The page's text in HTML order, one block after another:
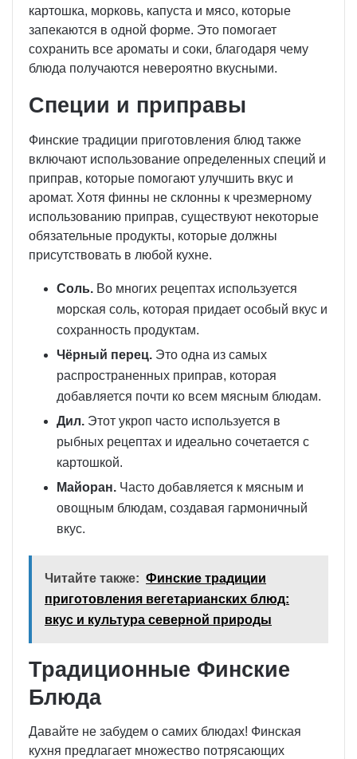
картошка, морковь, капуста и мясо, которые
запекаются в одной форме. Это помогает
сохранить все ароматы и соки, благодаря чему
блюда получаются невероятно вкусными.
Специи и приправы
Финские традиции приготовления блюд также
включают использование определенных специй и
приправ, которые помогают улучшить вкус и
аромат. Хотя финны не склонны к чрезмерному
использованию приправ, существуют некоторые
обязательные продукты, которые должны
присутствовать в любой кухне.
Соль. Во многих рецептах используется
морская соль, которая придает особый вкус и
сохранность продуктам.
Чёрный перец. Это одна из самых
распространенных приправ, которая
добавляется почти ко всем мясным блюдам.
Дил. Этот укроп часто используется в
рыбных рецептах и идеально сочетается с
картошкой.
Майоран. Часто добавляется к мясным и
овощным блюдам, создавая гармоничный
вкус.
Читайте также: Финские традиции
приготовления вегетарианских блюд:
вкус и культура северной природы
Традиционные Финские
Блюда
Давайте не забудем о самих блюдах! Финская
кухня предлагает множество потрясающих